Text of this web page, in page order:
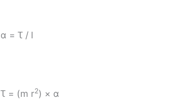
α = Ꚍ / I
Ꚍ = (m r2) × α